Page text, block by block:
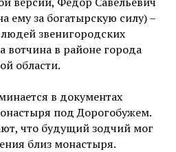
ему за богатырскую силу) –
звенигородских
вотчина в районе города
области.
в документах
под Дорогобужем.
что будущий зодчий мог
близ монастыря.